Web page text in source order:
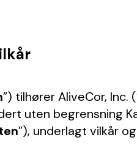
”) tilhører AliveCor, Inc.
uten begrensning
”), underlagt vilkår